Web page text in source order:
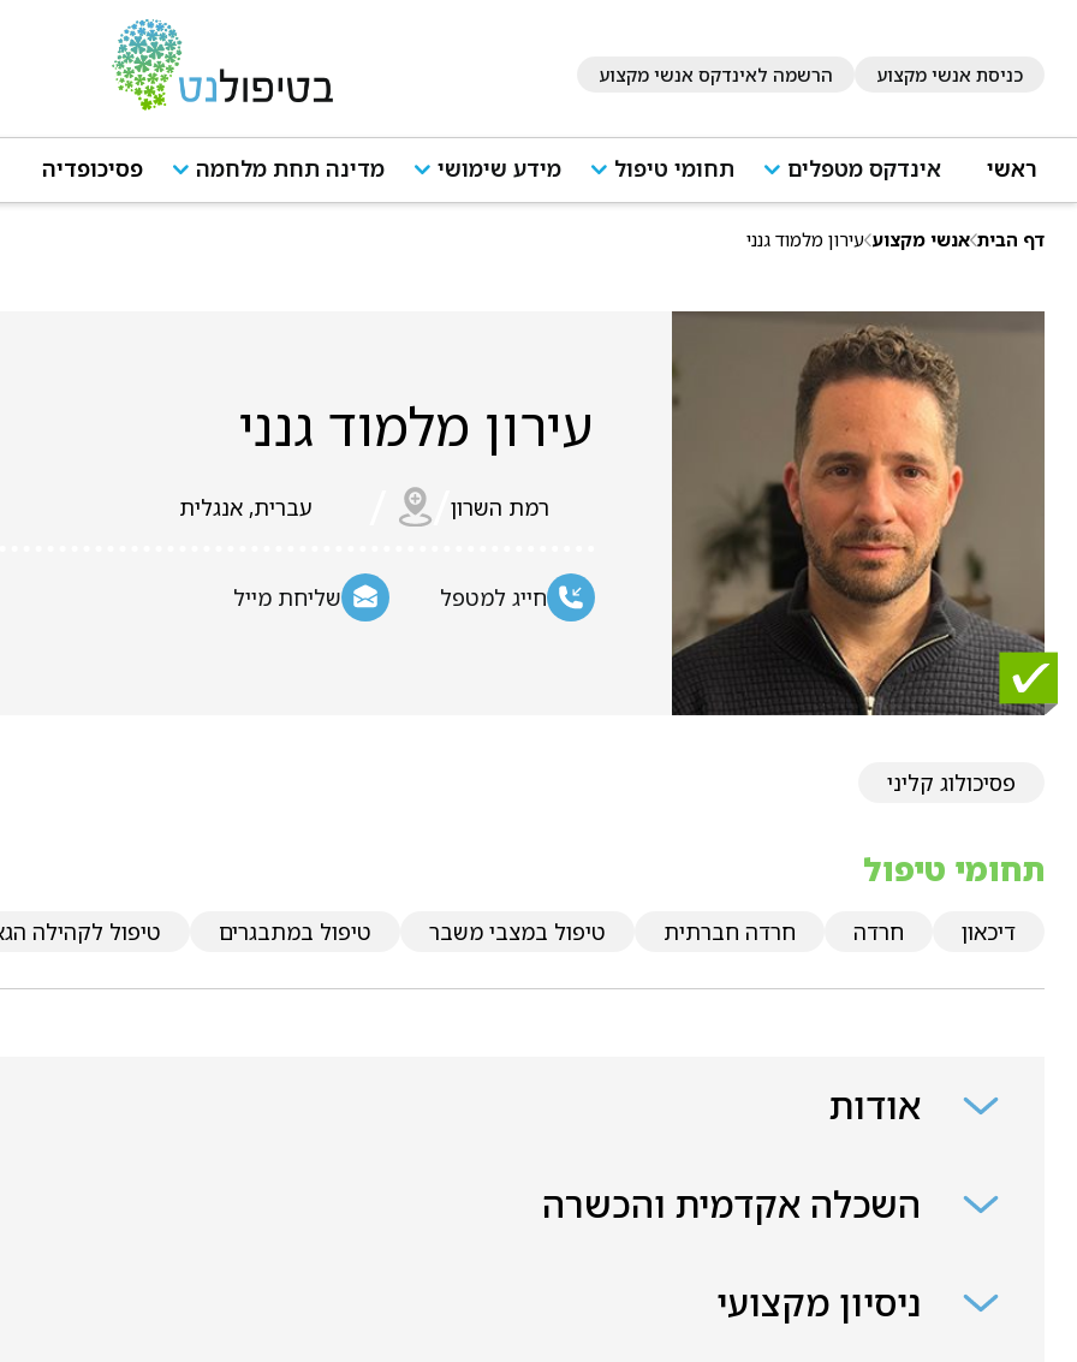
כניסת אנשי מקצוע הרשמה לאינדקס אנשי מקצוע
ראשי אינדקס מטפלים תחומי טיפול מידע שימושי מדינה תחת מלחמה פסיכופדיה
דף הבית אנשי מקצוע עירון מלמוד גנני
עירון מלמוד גנני
רמת השרון עברית, אנגלית
חייג למטפל שליחת מייל
פסיכולוג קליני
תחומי טיפול
דיכאון חרדה חרדה חברתית טיפול במצבי משבר טיפול במתבגרים טיפול לקהילה
אודות
השכלה אקדמית והכשרה
ניסיון מקצועי